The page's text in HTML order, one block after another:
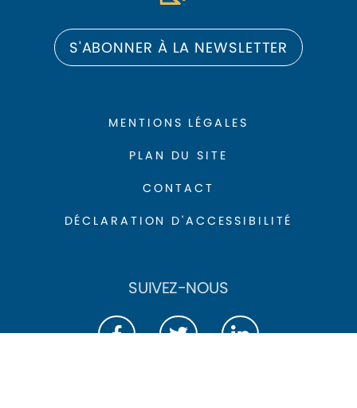
S'ABONNER À LA NEWSLETTER
MENTIONS LÉGALES
PLAN DU SITE
CONTACT
DÉCLARATION D'ACCESSIBILITÉ
SUIVEZ-NOUS